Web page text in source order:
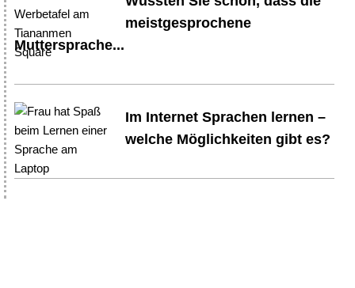
meistgesprochene
Muttersprache...
Im Internet Sprachen lernen –
welche Möglichkeiten gibt es?